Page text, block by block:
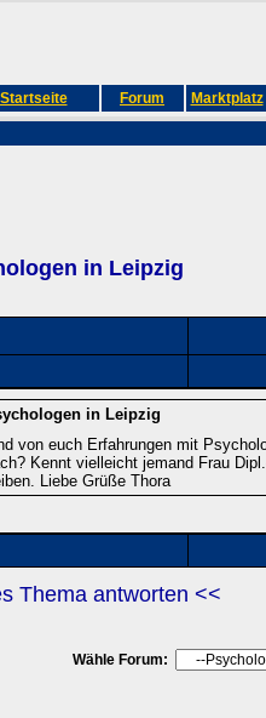
Startseite Forum Marktplatz
in Leipzig
in Leipzig
von euch Erfahrungen mit
Kennt vielleicht jemand Frau
Liebe Grüße Thora
Thema antworten <<
Wähle Forum: